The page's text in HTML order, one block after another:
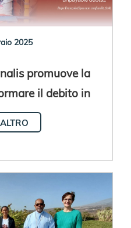
2025
promuove la
il debito in